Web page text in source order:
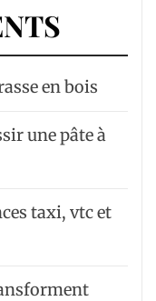
en bois
une pâte à
taxi, vtc et